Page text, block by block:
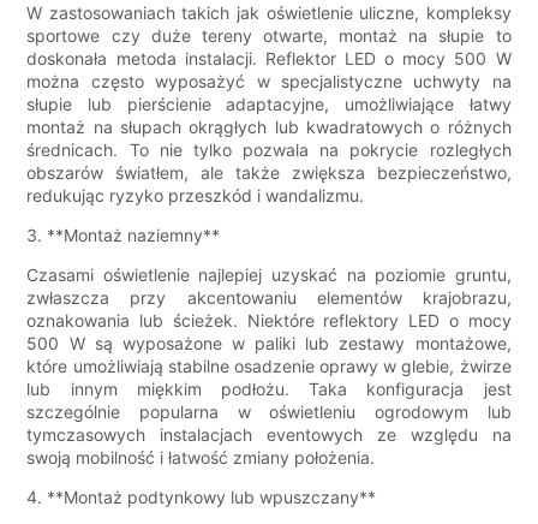
W zastosowaniach takich jak oświetlenie uliczne, kompleksy
sportowe czy duże tereny otwarte, montaż na słupie to
doskonała metoda instalacji. Reflektor LED o mocy 500 W
można często wyposażyć w specjalistyczne uchwyty na
słupie lub pierścienie adaptacyjne, umożliwiające łatwy
montaż na słupach okrągłych lub kwadratowych o różnych
średnicach. To nie tylko pozwala na pokrycie rozległych
obszarów światłem, ale także zwiększa bezpieczeństwo,
redukując ryzyko przeszkód i wandalizmu.
3. **Montaż naziemny**
Czasami oświetlenie najlepiej uzyskać na poziomie gruntu,
zwłaszcza przy akcentowaniu elementów krajobrazu,
oznakowania lub ścieżek. Niektóre reflektory LED o mocy
500 W są wyposażone w paliki lub zestawy montażowe,
które umożliwiają stabilne osadzenie oprawy w glebie, żwirze
lub innym miękkim podłożu. Taka konfiguracja jest
szczególnie popularna w oświetleniu ogrodowym lub
tymczasowych instalacjach eventowych ze względu na
swoją mobilność i łatwość zmiany położenia.
4. **Montaż podtynkowy lub wpuszczany**